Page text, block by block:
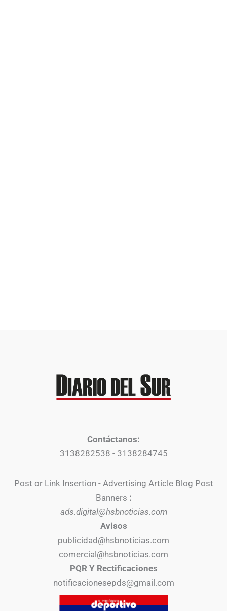
Contáctanos:
3138282538 - 3138284745
Post or Link Insertion - Advertising Article Blog Post
Banners :
ads.digital@hsbnoticias.com
Avisos
publicidad@hsbnoticias.com
comercial@hsbnoticias.com
PQR Y Rectificaciones
notificacionesepds@gmail.com